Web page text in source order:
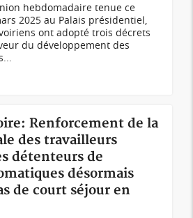
hebdomadaire tenue ce
2025 au Palais présidentiel,
ont adopté trois décrets
du développement des
Renforcement de la
des travailleurs
détenteurs de
désormais
de court séjour en